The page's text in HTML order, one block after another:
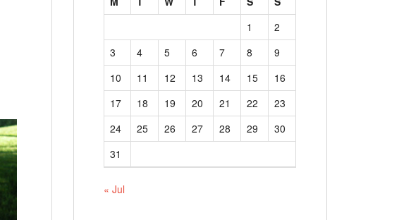
1
2
3
4 5 6 7 8
9
10
11 12 13 14 15
16
17
18 19 20 21 22
23
24
25 26 27 28 29
30
31
« Jul